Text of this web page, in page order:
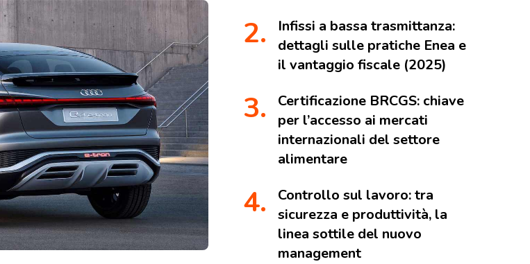
Infissi a bassa trasmittanza:
dettagli sulle pratiche Enea e
il vantaggio fiscale (2025)
Certificazione BRCGS: chiave
per l’accesso ai mercati
internazionali del settore
alimentare
Controllo sul lavoro: tra
sicurezza e produttività, la
linea sottile del nuovo
management